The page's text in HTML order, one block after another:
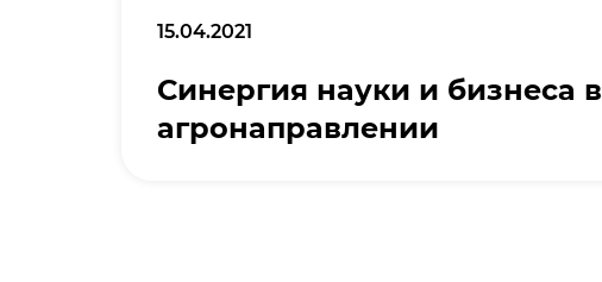
15.04.2021
Синергия науки и бизнеса в
агронаправлении